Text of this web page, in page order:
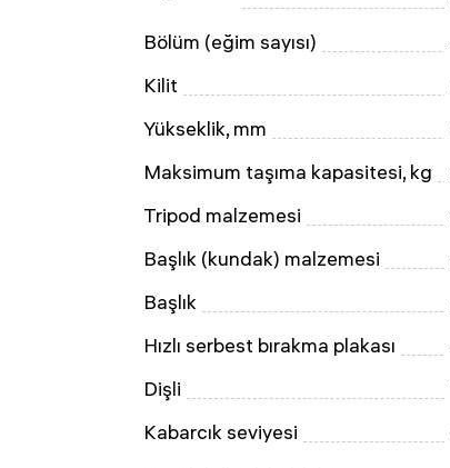
Bölüm (eğim sayısı)
Kilit
Yükseklik, mm
Maksimum taşıma kapasitesi, kg
Tripod malzemesi
Başlık (kundak) malzemesi
Başlık
Hızlı serbest bırakma plakası
Dişli
Kabarcık seviyesi